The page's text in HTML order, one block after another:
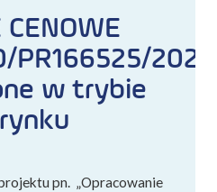
PR166525/2026
w trybie
pn. „Opracowanie